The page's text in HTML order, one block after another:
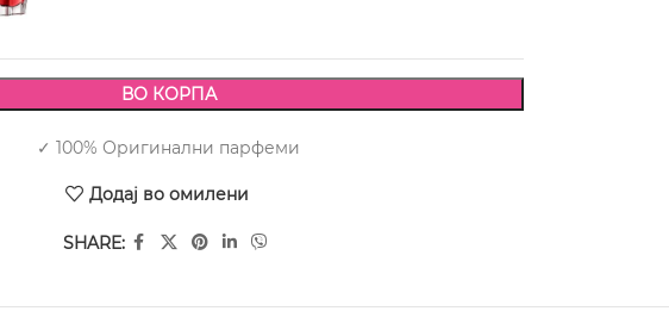
ВО КОРПА
✓ 100% Оригинални парфеми
Додај во омилени
SHARE: